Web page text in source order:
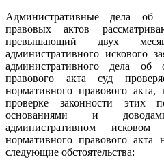
Административные дела об
правовых актов
превышающий двух
административного искового
административного дела об
правового акта суд
нормативного правового
проверке законности этих
основаниями и
административном
нормативного правового
следующие обстоятельства: